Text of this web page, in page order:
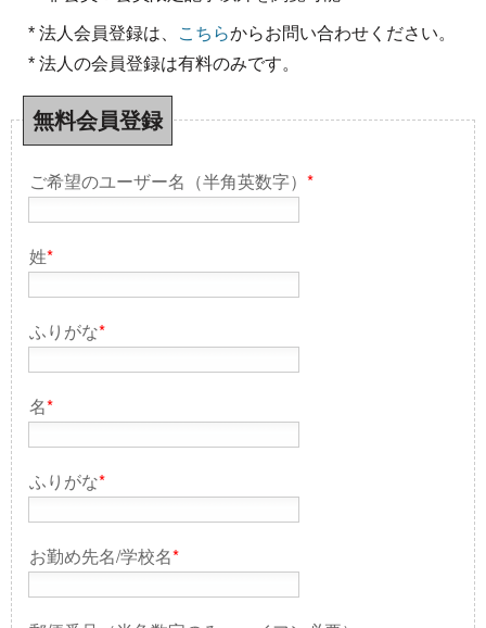
* 法人会員登録は、 こちらからお問い合わせください。
* 法人の会員登録は有料のみです。
無料会員登録
ご希望のユーザー名（半角英数字） *
姓*
ふりがな*
名*
ふりがな*
お勤め先名/学校名*